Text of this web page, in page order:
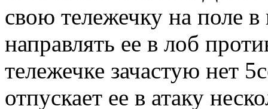
свою тележечку на поле
направлять ее в лоб
тележечке зачастую нет
отпускает ее в атаку